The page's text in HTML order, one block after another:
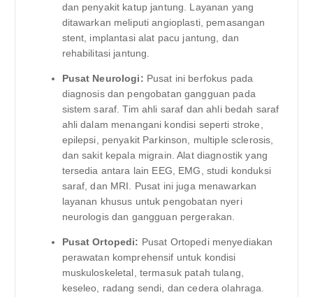
dan penyakit katup jantung. Layanan yang
ditawarkan meliputi angioplasti, pemasangan
stent, implantasi alat pacu jantung, dan
rehabilitasi jantung.
Pusat Neurologi: Pusat ini berfokus pada
diagnosis dan pengobatan gangguan pada
sistem saraf. Tim ahli saraf dan ahli bedah saraf
ahli dalam menangani kondisi seperti stroke,
epilepsi, penyakit Parkinson, multiple sclerosis,
dan sakit kepala migrain. Alat diagnostik yang
tersedia antara lain EEG, EMG, studi konduksi
saraf, dan MRI. Pusat ini juga menawarkan
layanan khusus untuk pengobatan nyeri
neurologis dan gangguan pergerakan.
Pusat Ortopedi: Pusat Ortopedi menyediakan
perawatan komprehensif untuk kondisi
muskuloskeletal, termasuk patah tulang,
keseleo, radang sendi, dan cedera olahraga.